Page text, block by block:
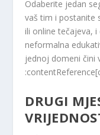
Odaberite jedan
vaš tim i postanite
ili online tečajeva,
neformalna
jednoj domeni čini
DRUGI